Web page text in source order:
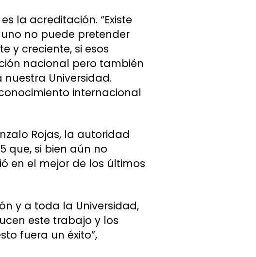
la acreditación. “Existe
no puede pretender
y creciente, si esos
nacional pero también
Universidad.
internacional
Rojas, la autoridad
que, si bien aún no
en el mejor de los últimos
y a toda la Universidad,
este trabajo y los
fuera un éxito”,